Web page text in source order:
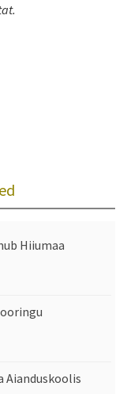
Hiiumaa
Aianduskoolis